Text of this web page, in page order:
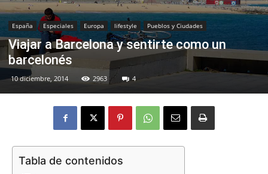
My
España Especiales Europa lifestyle Pueblos y Ciudades
Viajar a Barcelona y sentirte como un
barcelonés
10 diciembre, 2014 2963 4
Tabla de contenidos